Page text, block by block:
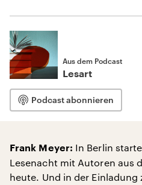
Aus dem Podcast
Lesart
Podcast abonnieren
Frank Meyer: In Berlin
Lesenacht mit Autoren aus
heute. Und in der Einladung